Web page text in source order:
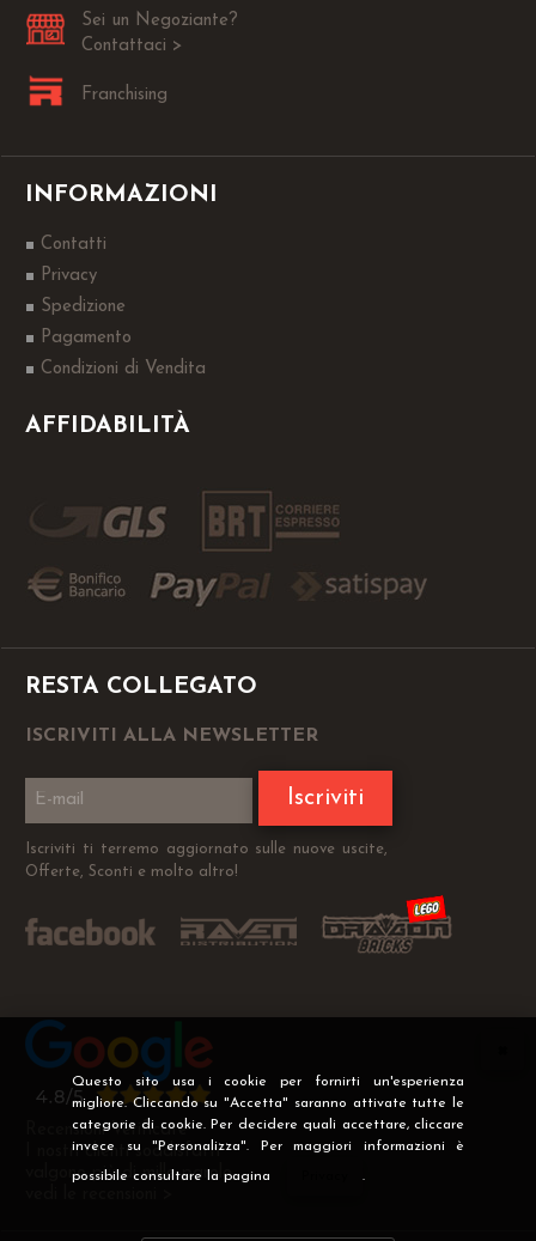
Questo sito usa i cookie per fornirti un'esperienza
migliore. Cliccando su "Accetta" saranno attivate tutte le
categorie di cookie. Per decidere quali accettare, cliccare
invece su "Personalizza". Per maggiori informazioni è
possibile consultare la pagina .
Sei un Negoziante?
Contattaci >
Franchising
INFORMAZIONI
Contatti
Privacy
Spedizione
Pagamento
Condizioni di Vendita
AFFIDABILITÀ
RESTA COLLEGATO
ISCRIVITI ALLA NEWSLETTER
Iscriviti
Iscriviti ti terremo aggiornato sulle nuove uscite,
Offerte, Sconti e molto altro!
Recensioni Verificate
I nostri clienti soddisfatti
valgono più di mille parole